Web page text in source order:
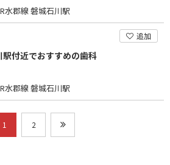
郡線 磐城石川駅
追加
付近でおすすめの歯科
郡線 磐城石川駅
1 2